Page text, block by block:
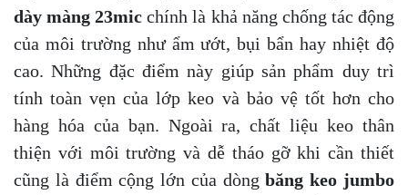
dày màng 23mic chính là khả năng chống tác động
của môi trường như ẩm ướt, bụi bẩn hay nhiệt độ
cao. Những đặc điểm này giúp sản phẩm duy trì
tính toàn vẹn của lớp keo và bảo vệ tốt hơn cho
hàng hóa của bạn. Ngoài ra, chất liệu keo thân
thiện với môi trường và dễ tháo gỡ khi cần thiết
cũng là điểm cộng lớn của dòngbăng keo jumbo